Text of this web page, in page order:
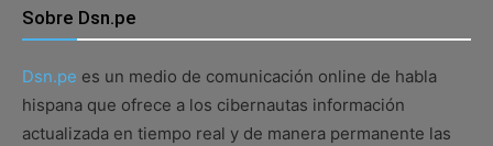
Sobre Dsn.pe
Dsn.pe es un medio de comunicación online de habla
hispana que ofrece a los cibernautas información
actualizada en tiempo real y de manera permanente las